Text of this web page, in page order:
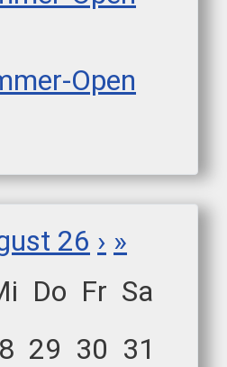
Open
26 › »
Do Fr Sa
29 30 31